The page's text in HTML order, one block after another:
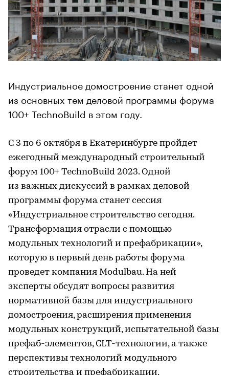
Индустриальное домостроение станет одной
из основных тем деловой программы форума
100+ TechnoBuild в этом году.
С 3 по 6 октября в Екатеринбурге пройдет
ежегодный международный строительный
форум 100+ TechnoBuild 2023. Одной
из важных дискуссий в рамках деловой
программы форума станет сессия
«Индустриальное строительство сегодня.
Трансформация отрасли с помощью
модульных технологий и префабрикации»,
которую в первый день работы форума
проведет компания Modulbau. На ней
эксперты обсудят вопросы развития
нормативной базы для индустриального
домостроения, расширения применения
модульных конструкций, испытательной базы
префаб-элементов, CLT-технологии, а также
перспективы технологий модульного
строительства и префабрикации.